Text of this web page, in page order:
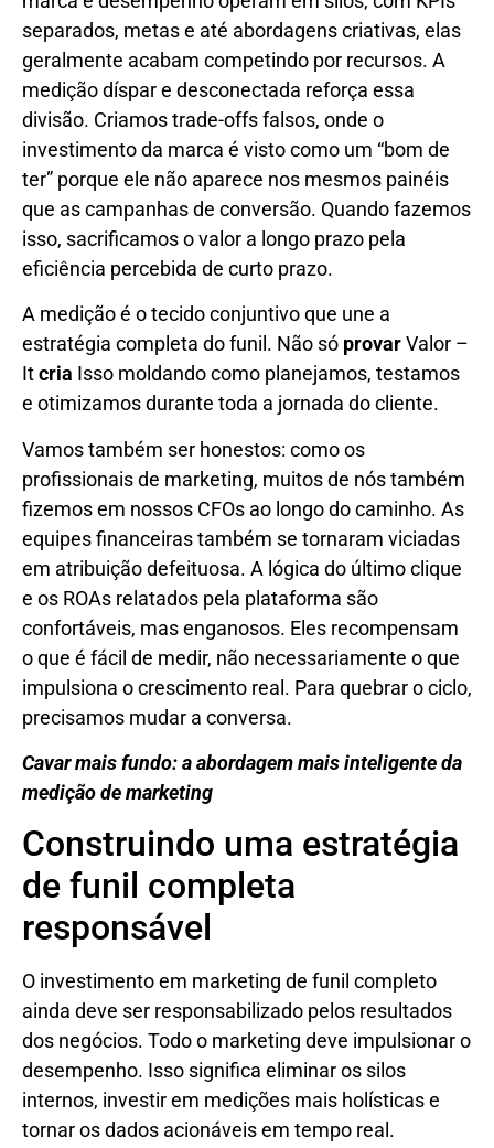
separados, metas e até abordagens criativas, elas
geralmente acabam competindo por recursos. A
medição díspar e desconectada reforça essa
divisão. Criamos trade-offs falsos, onde o
investimento da marca é visto como um “bom de
ter” porque ele não aparece nos mesmos painéis
que as campanhas de conversão. Quando fazemos
isso, sacrificamos o valor a longo prazo pela
eficiência percebida de curto prazo.
A medição é o tecido conjuntivo que une a
estratégia completa do funil. Não só provarValor –
Itcria Isso moldando como planejamos, testamos
e otimizamos durante toda a jornada do cliente.
Vamos também ser honestos: como os
profissionais de marketing, muitos de nós também
fizemos em nossos CFOs ao longo do caminho. As
equipes financeiras também se tornaram viciadas
em atribuição defeituosa. A lógica do último clique
e os ROAs relatados pela plataforma são
confortáveis, mas enganosos. Eles recompensam
o que é fácil de medir, não necessariamente o que
impulsiona o crescimento real. Para quebrar o ciclo,
precisamos mudar a conversa.
Cavar mais fundo: a abordagem mais inteligente da
medição de marketing
Construindo uma estratégia
de funil completa
responsável
O investimento em marketing de funil completo
ainda deve ser responsabilizado pelos resultados
dos negócios. Todo o marketing deve impulsionar o
desempenho. Isso significa eliminar os silos
internos, investir em medições mais holísticas e
tornar os dados acionáveis ​​em tempo real.